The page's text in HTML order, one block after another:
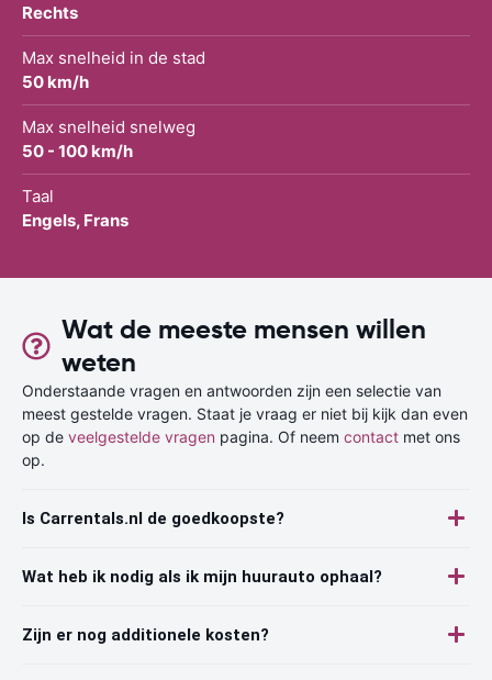
Rechts
Max snelheid in de stad
50 km/h
Max snelheid snelweg
50 - 100 km/h
Taal
Engels, Frans
Wat de meeste mensen willen
weten
Onderstaande vragen en antwoorden zijn een selectie van
meest gestelde vragen. Staat je vraag er niet bij kijk dan even
op de veelgestelde vragen pagina. Of neem contact met ons
op.
Is Carrentals.nl de goedkoopste?
Wat heb ik nodig als ik mijn huurauto ophaal?
Zijn er nog additionele kosten?